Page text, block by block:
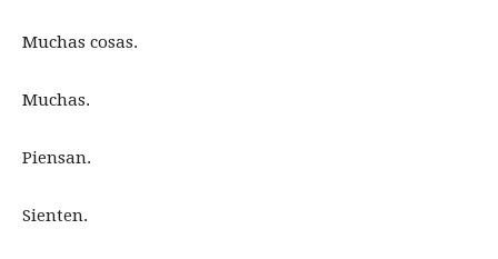
Muchas cosas.
Muchas.
Piensan.
Sienten.